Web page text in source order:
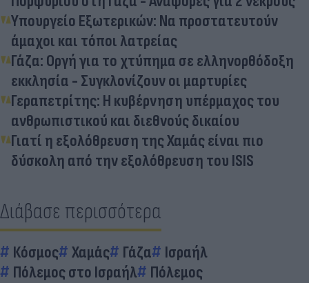
Υπουργείο Εξωτερικών: Να προστατευτούν
άμαχοι και τόποι λατρείας
Γάζα: Οργή για το χτύπημα σε ελληνορθόδοξη
εκκλησία - Συγκλονίζουν οι μαρτυρίες
Γεραπετρίτης: Η κυβέρνηση υπέρμαχος του
ανθρωπιστικού και διεθνούς δικαίου
Γιατί η εξολόθρευση της Χαμάς είναι πιο
δύσκολη από την εξολόθρευση του ISIS
Διάβασε περισσότερα
Κόσμος Χαμάς Γάζα
Ισραήλ
Πόλεμος στο Ισραήλ
Πόλεμος